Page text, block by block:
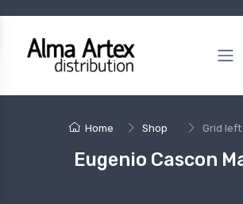
Home Shop Grid
Eugenio Cascon